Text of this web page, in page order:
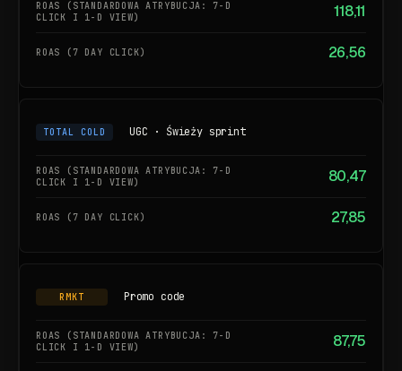
118,11
26,56
TOTAL COLD UGC · Świeży sprint
80,47
27,85
RMKT Promo code
87,75